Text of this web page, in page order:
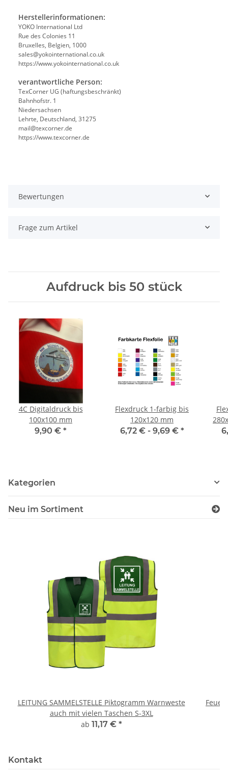
Herstellerinformationen:
YOKO International Ltd
Rue des Colonies 11
Bruxelles, Belgien, 1000
sales@yokointernational.co.uk
https://www.yokointernational.co.uk
verantwortliche Person:
TexCorner UG (haftungsbeschränkt)
Bahnhofstr. 1
Niedersachsen
Lehrte, Deutschland, 31275
mail@texcorner.de
https://www.texcorner.de
Bewertungen
Frage zum Artikel
Aufdruck bis 50 stück
4C Digitaldruck bis
100x100 mm
9,90 € *
Flexdruck 1-farbig bis
120x120 mm
6,72 € - 9,69 € *
Kategorien
Neu im Sortiment
LEITUNG SAMMELSTELLE Piktogramm Warnweste
auch mit vielen Taschen S-3XL
ab 11,17 € *
Kontakt